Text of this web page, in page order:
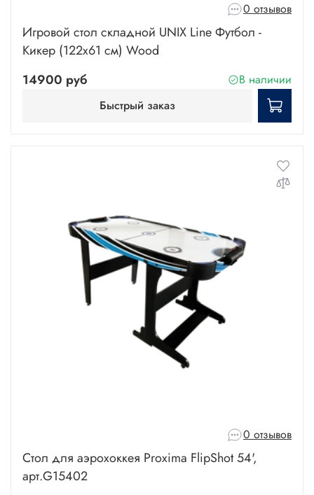
0 отзывов
Игровой стол складной UNIX Line Футбол -
Кикер (122х61 cм) Wood
14900 руб
В наличии
Быстрый заказ
0 отзывов
Стол для аэрохоккея Proxima FlipShot 54',
арт.G15402